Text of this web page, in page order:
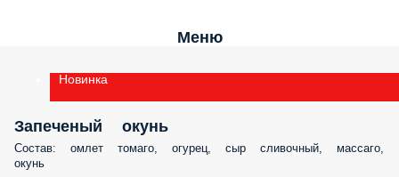
Меню
Новинка
Запеченый окунь
Состав: омлет томаго, огурец, сыр сливочный, массаго,
окунь